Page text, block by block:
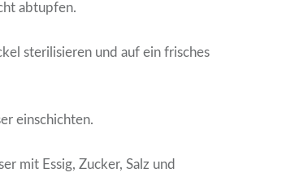
abtupfen.
sterilisieren und auf ein frisches
einschichten.
mit Essig, Zucker, Salz und